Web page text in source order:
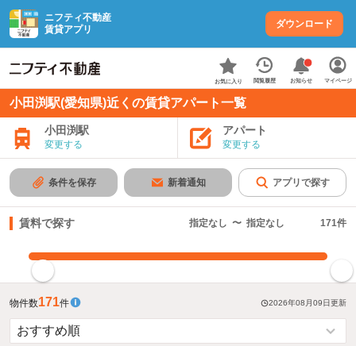
ニフティ不動産
賃貸アプリ
ダウンロード
お気に入り 閲覧履歴 お知らせ マイページ
小田渕駅(愛知県)近くの賃貸アパート一覧
小田渕駅
変更する
アパート
変更する
条件を保存 新着通知 アプリで探す
賃料で探す 指定なし 〜 指定なし 171件
物件数171件 2026年08月09日更新